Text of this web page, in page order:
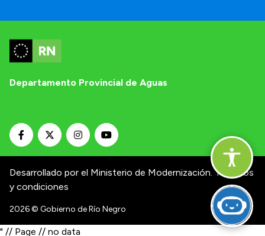
Departamento Provincial de Aguas
Desarrollado por el Ministerio de Modernización. Términos
y condiciones
2026© Gobierno de Río Negro
" // Page // no data